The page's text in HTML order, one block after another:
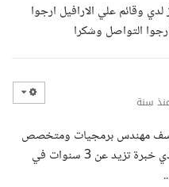
وقائم علي الارافيل ارجوا
التواصل وشكرا
سنة
يوسف مهندس برمجيات ومتخصص
في علم البيانات والذكاء الاصطناعي ولدي خبرة تزيد عن 3 سنوات في